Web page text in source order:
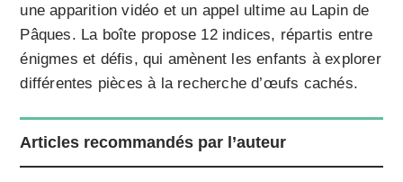
une apparition vidéo et un appel ultime au Lapin de
Pâques. La boîte propose 12 indices, répartis entre
énigmes et défis, qui amènent les enfants à explorer
différentes pièces à la recherche d’œufs cachés.
Articles recommandés par l’auteur